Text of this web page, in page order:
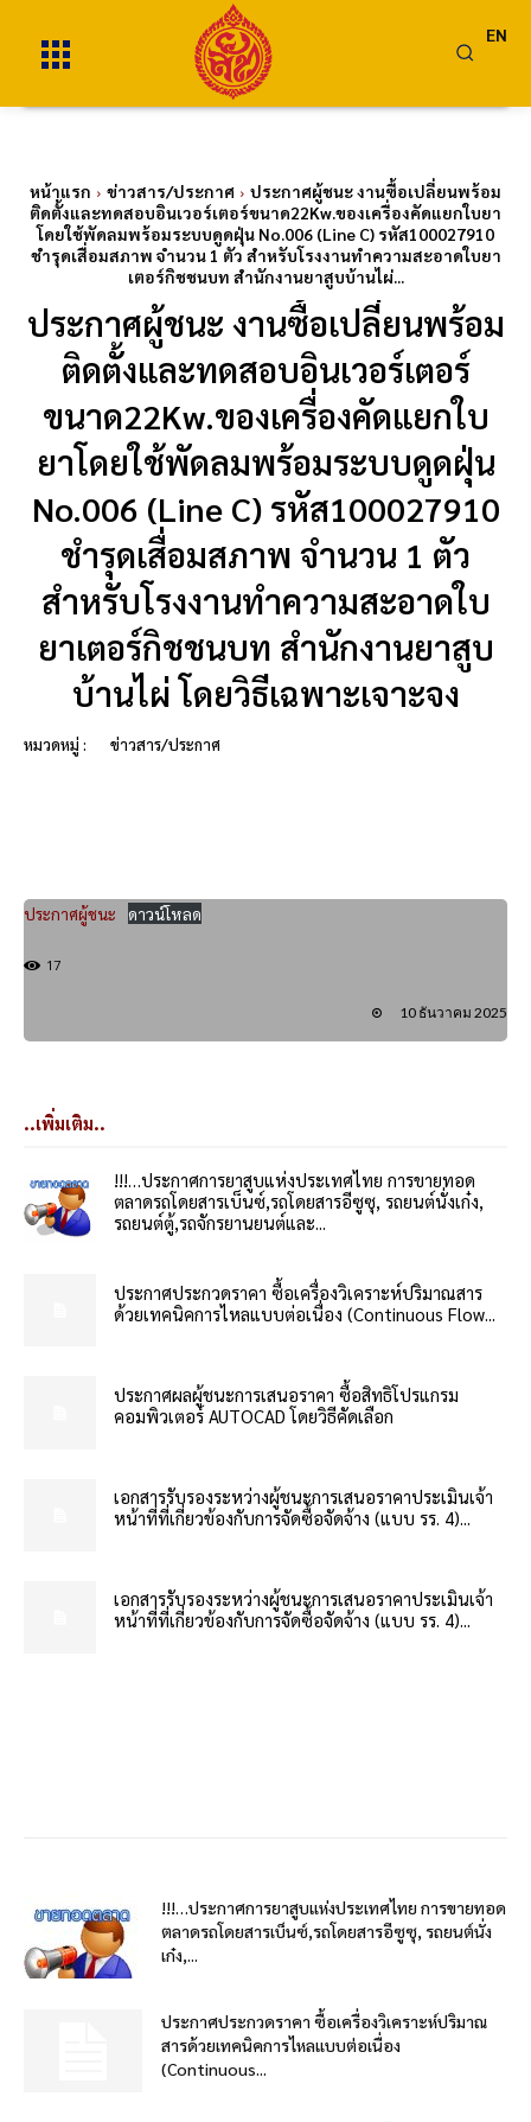
EN
หน้าแรก ข่าวสาร/ประกาศ
ประกาศผู้ชนะ งานซื้อเปลี่ยนพร้อม
ติดตั้งและทดสอบอินเวอร์เตอร์ขนาด22Kw.ของเครื่องคัดแยกใบยา
โดยใช้พัดลมพร้อมระบบดูดฝุ่น No.006 (Line C) รหัส100027910
ชำรุดเสื่อมสภาพ จำนวน 1 ตัว สำหรับโรงงานทำความสะอาดใบยา
เตอร์กิชชนบท สำนักงานยาสูบบ้านไผ่...
ประกาศผู้ชนะ งานซื้อเปลี่ยนพร้อม
ติดตั้งและทดสอบอินเวอร์เตอร์
ขนาด22Kw.ของเครื่องคัดแยกใบ
ยาโดยใช้พัดลมพร้อมระบบดูดฝุ่น
No.006 (Line C) รหัส100027910
ชำรุดเสื่อมสภาพ จำนวน 1 ตัว
สำหรับโรงงานทำความสะอาดใบ
ยาเตอร์กิชชนบท สำนักงานยาสูบ
บ้านไผ่ โดยวิธีเฉพาะเจาะจง
หมวดหมู่ : ข่าวสาร/ประกาศ
ประกาศผู้ชนะ ดาวน์โหลด
17
10 ธันวาคม 2025
..เพิ่มเติม..
!!!…ประกาศการยาสูบแห่งประเทศไทย การขายทอด
ตลาดรถโดยสารเบ็นซ์,รถโดยสารอีซูซุ, รถยนต์นั่งเก๋ง,
รถยนต์ตู้,รถจักรยานยนต์และ...
ประกาศประกวดราคา ซื้อเครื่องวิเคราะห์ปริมาณสาร
ด้วยเทคนิคการไหลแบบต่อเนื่อง (Continuous Flow...
ประกาศผลผู้ชนะการเสนอราคา ซื้อสิทธิโปรแกรม
คอมพิวเตอร์ AUTOCAD โดยวิธีคัดเลือก
เอกสารรับรองระหว่างผู้ชนะการเสนอราคาประเมินเจ้า
หน้าที่ที่เกี่ยวข้องกับการจัดซื้อจัดจ้าง (แบบ รร. 4)...
เอกสารรับรองระหว่างผู้ชนะการเสนอราคาประเมินเจ้า
หน้าที่ที่เกี่ยวข้องกับการจัดซื้อจัดจ้าง (แบบ รร. 4)...
!!!…ประกาศการยาสูบแห่งประเทศไทย การขายทอด
ตลาดรถโดยสารเบ็นซ์,รถโดยสารอีซูซุ, รถยนต์นั่ง
เก๋ง,...
ประกาศประกวดราคา ซื้อเครื่องวิเคราะห์ปริมาณ
สารด้วยเทคนิคการไหลแบบต่อเนื่อง
(Continuous...